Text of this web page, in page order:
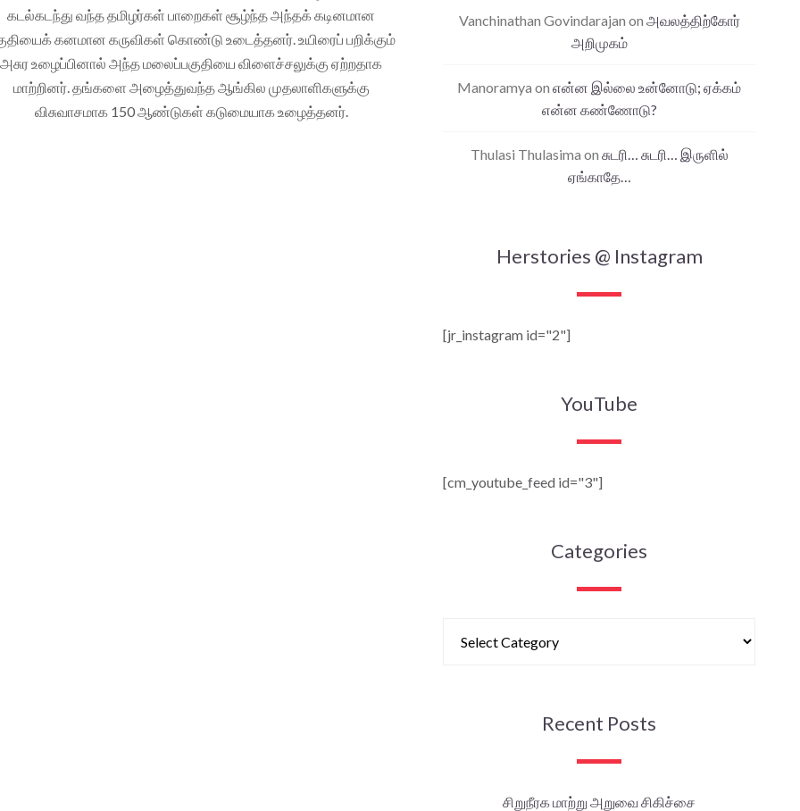
கடல்கடந்து வந்த தமிழர்கள் பாறைகள் சூழ்ந்த அந்தக் கடினமான
கனமான கருவிகள் கொண்டு உடைத்தனர். உயிரைப் பறிக்கும்
அசுர உழைப்பினால் அந்த மலைப்பகுதியை விளைச்சலுக்கு ஏற்றதாக
மாற்றினர். தங்களை அழைத்துவந்த ஆங்கில முதலாளிகளுக்கு
விசுவாசமாக 150 ஆண்டுகள் கடுமையாக உழைத்தனர்.
Vanchinathan Govindarajan on அவலத்திற்கோர்
அறிமுகம்
Manoramya on என்ன இல்லை உன்னோடு; ஏக்கம்
என்ன கண்ணோடு?
Thulasi Thulasima on சுடரி… சுடரி… இருளில்
ஏங்காதே…
Herstories @ Instagram
[jr_instagram id="2"]
YouTube
[cm_youtube_feed id="3"]
Categories
Recent Posts
சிறுநீரக மாற்று அறுவை சிகிச்சை